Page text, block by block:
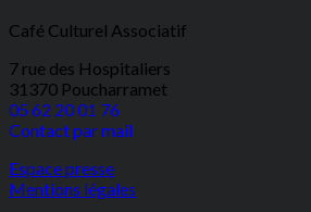
Café Culturel Associatif
7 rue des Hospitaliers
31370 Poucharramet
05 62 20 01 76
Contact par mail
Espace presse
Mentions légales